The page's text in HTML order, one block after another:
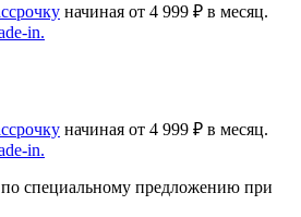
начиная от 4 999 ₽ в месяц.
in.
начиная от 4 999 ₽ в месяц.
in.
по специальному предложению при